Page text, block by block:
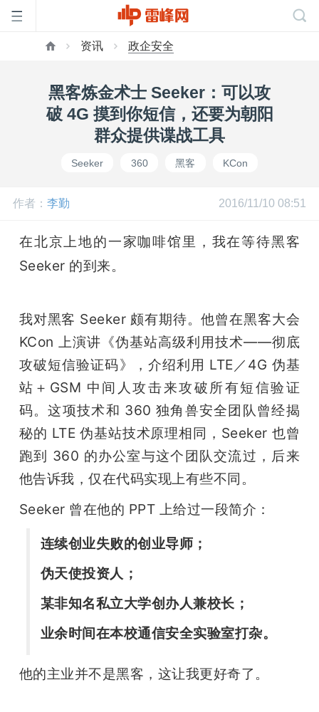
页
网
开
课
活
动
心
GAIR
资讯 政企安全
黑客炼金术士 Seeker：可以攻
破 4G 摸到你短信，还要为朝阳
群众提供谍战工具
Seeker 360 黑客 KCon
作者： 李勤 2016/11/10 08:51
在北京上地的一家咖啡馆里，我在等待黑客
Seeker 的到来。
我对黑客 Seeker 颇有期待。他曾在黑客大会
KCon 上演讲《伪基站高级利用技术——彻底
攻破短信验证码》，介绍利用 LTE／4G 伪基
站＋GSM 中间人攻击来攻破所有短信验证
码。这项技术和 360 独角兽安全团队曾经揭
秘的 LTE 伪基站技术原理相同，Seeker 也曾
跑到 360 的办公室与这个团队交流过，后来
他告诉我，仅在代码实现上有些不同。
Seeker 曾在他的 PPT 上给过一段简介：
连续创业失败的创业导师；
伪天使投资人；
某非知名私立大学创办人兼校长；
业余时间在本校通信安全实验室打杂。
他的主业并不是黑客，这让我更好奇了。